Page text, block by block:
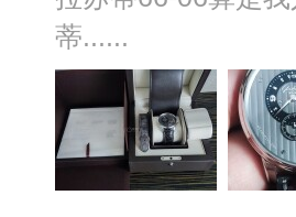
蒂......